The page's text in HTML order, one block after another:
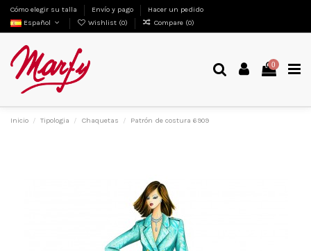
Cómo elegir su talla Envío y pago
Hacer un pedido
Español
Wishlist (0) Compare (0)
0
Inicio Tipologia Chaquetas Patrón de costura 6909